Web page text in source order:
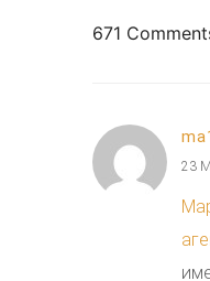
671
23